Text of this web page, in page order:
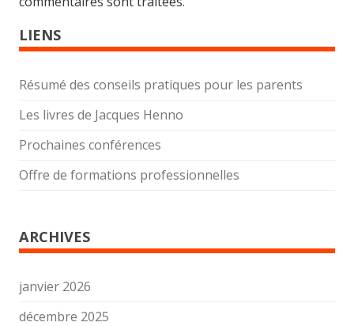
LIENS
Résumé des conseils pratiques pour les parents
Les livres de Jacques Henno
Prochaines conférences
Offre de formations professionnelles
ARCHIVES
janvier 2026
décembre 2025